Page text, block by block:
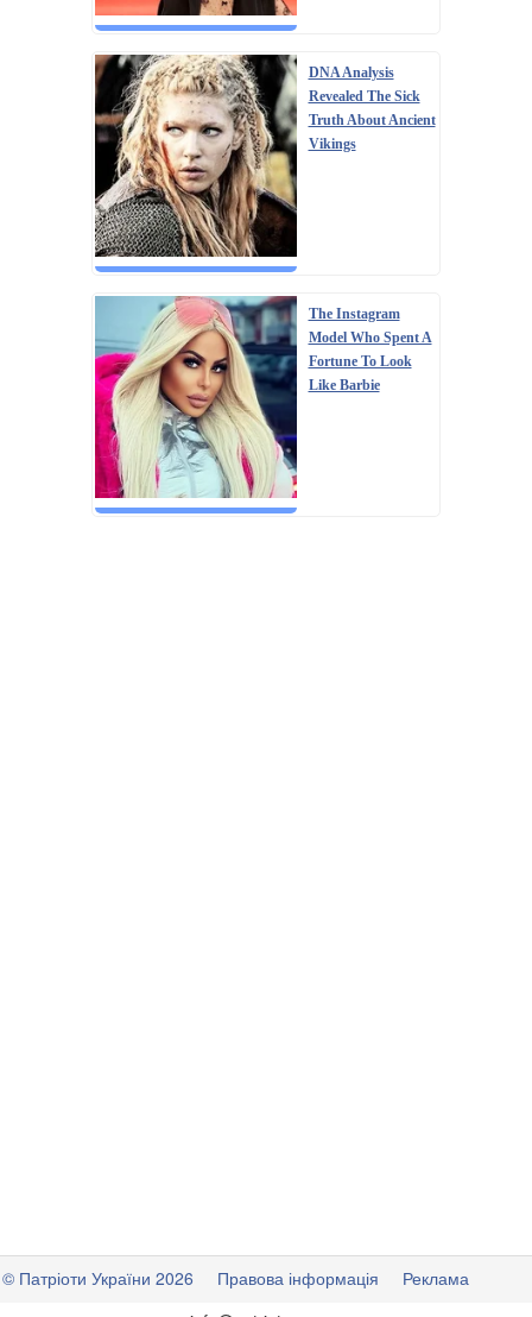
DNA Analysis
Revealed The Sick
Truth About Ancient
Vikings
The Instagram
Model Who Spent A
Fortune To Look
Like Barbie
© Патріоти України 2026 Правова інформація
Реклама